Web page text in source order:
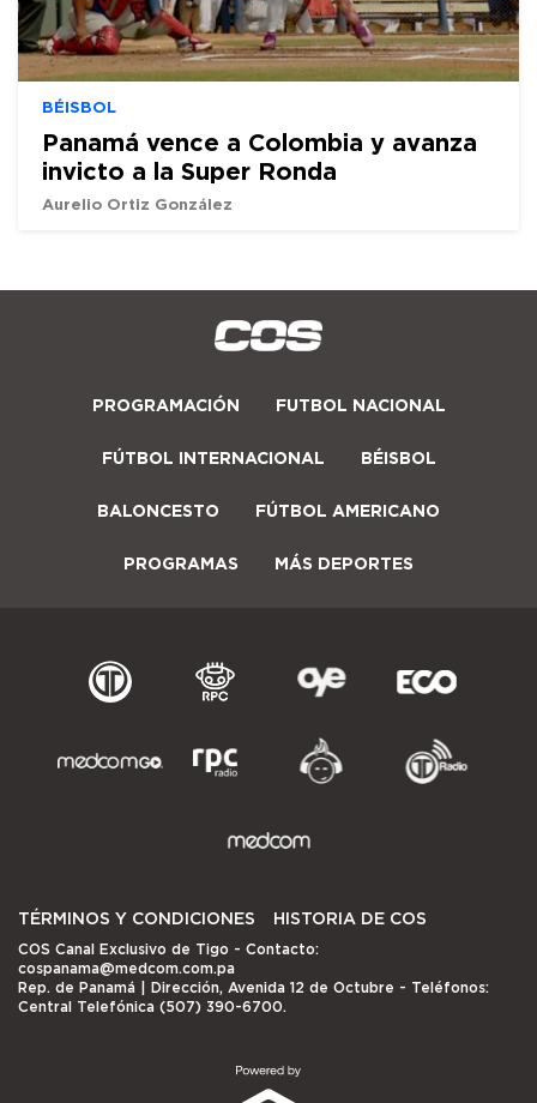
BÉISBOL
Panamá vence a Colombia y avanza
invicto a la Super Ronda
Aurelio Ortiz González
PROGRAMACIÓN FUTBOL NACIONAL
FÚTBOL INTERNACIONAL BÉISBOL
BALONCESTO FÚTBOL AMERICANO
PROGRAMAS MÁS DEPORTES
TÉRMINOS Y CONDICIONES HISTORIA DE COS
COS Canal Exclusivo de Tigo - Contacto:
cospanama@medcom.com.pa
Rep. de Panamá | Dirección, Avenida 12 de Octubre - Teléfonos:
Central Telefónica (507) 390-6700.